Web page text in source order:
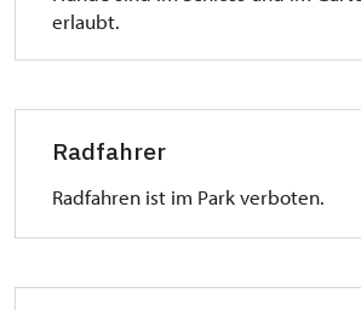
erlaubt.
Radfahrer
Radfahren ist im Park verboten.